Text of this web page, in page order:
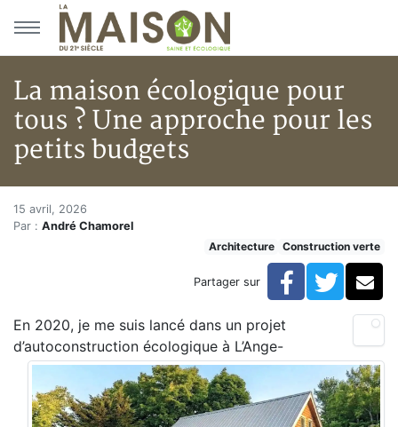
Aller au menu principal
Aller au contenu principal
La maison écologique pour
tous ? Une approche pour les
petits budgets
Accueil
Articles
La maison écologique pour tous ? Une approche
La maison écologique pour
15 avril, 2026
Par : André Chamorel
Architecture
Construction verte
Partager sur Facebook
En 2020, je me suis lancé dans un projet
d’autoconstruction écologique à L’Ange-